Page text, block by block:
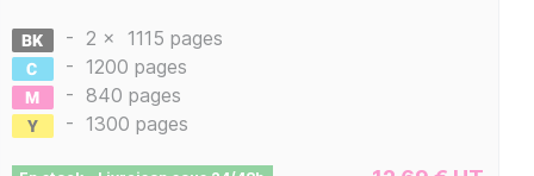
- 2 x 1115 pages
- 1200 pages
- 840 pages
- 1300 pages